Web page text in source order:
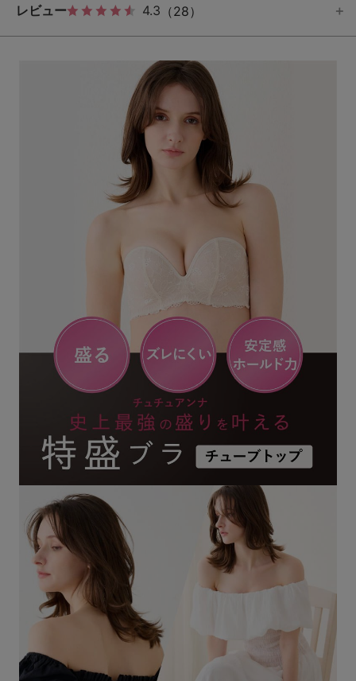
レビュー 4.3 （28）